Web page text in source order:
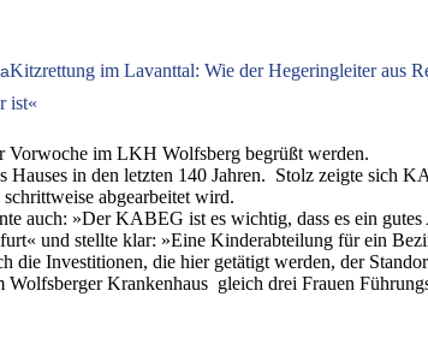
Kitzrettung im Lavanttal: Wie der Hegeringleiter aus
ist«
Vorwoche im LKH Wolfsberg begrüßt werden.
in den letzten 140 Jahren. Stolz zeigte sich
abgearbeitet wird.
auch: »Der KABEG ist es wichtig, dass es ein
und stellte klar: »Eine Kinderabteilung für ein
die Investitionen, die hier getätigt werden, der
Krankenhaus gleich drei Frauen